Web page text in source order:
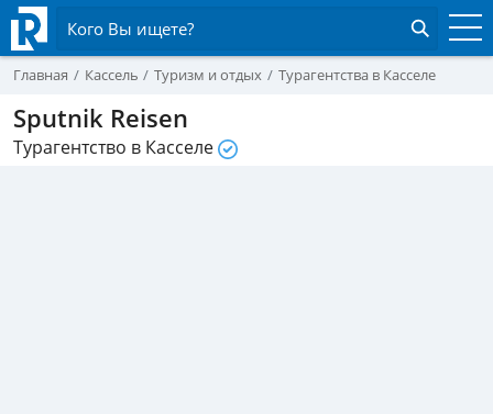
Кого Вы ищете?
Главная Кассель Туризм и отдых Турагентства в Касселе
Sputnik Reisen
Турагентство в Касселе